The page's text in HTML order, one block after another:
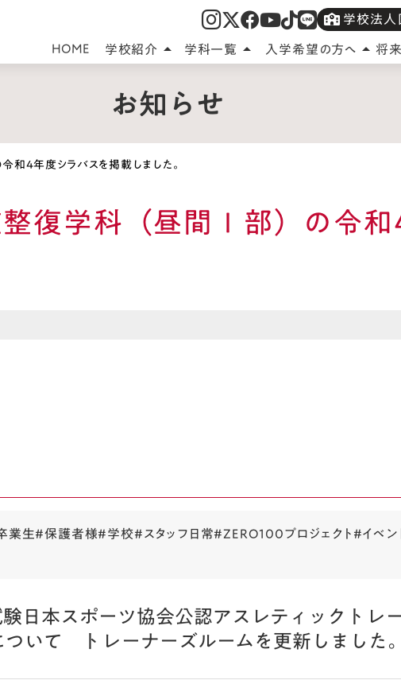
お知らせ
和4年度シラバスを掲載しました。
復学科（昼間Ⅰ部）の令
業生#保護者様#学校#スタッフ日常#ZERO100プロジェクト#イベン
日本スポーツ協会公認アスレティックトレ
いて トレーナーズルームを更新しました。
学校法
学校紹介 arrow_drop_up 学科一覧 arrow_drop_up 入学希望の方へ arrow_drop_up 将
HOME